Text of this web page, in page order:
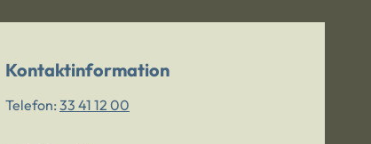
Kontaktinformation
Telefon: 33 41 12 00